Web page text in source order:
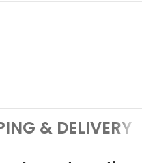
& DELIVERY